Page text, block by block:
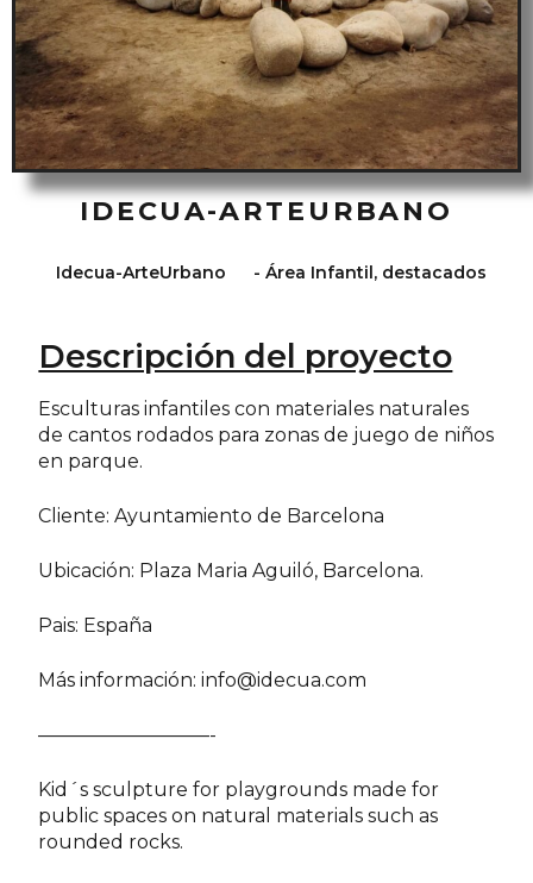
IDECUA-ARTEURBANO
Idecua-ArteUrbano - Área Infantil, destacados
Descripción del proyecto
Esculturas infantiles con materiales naturales
de cantos rodados para zonas de juego de niños
en parque.
Cliente: Ayuntamiento de Barcelona
Ubicación: Plaza Maria Aguiló, Barcelona.
Pais: España
Más información:info@idecua.com
—————————-
Kid´s sculpture for playgrounds made for
public spaces on natural materials such as
rounded rocks.